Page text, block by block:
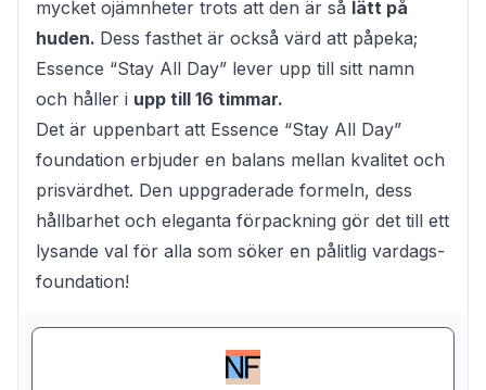
mycket ojämnheter trots att den är så lätt på
huden. Dess fasthet är också värd att påpeka;
Essence “Stay All Day” lever upp till sitt namn
och håller i upp till 16 timmar.
Det är uppenbart att Essence “Stay All Day”
foundation erbjuder en balans mellan kvalitet och
prisvärdhet. Den uppgraderade formeln, dess
hållbarhet och eleganta förpackning gör det till ett
lysande val för alla som söker en pålitlig vardags-
foundation!